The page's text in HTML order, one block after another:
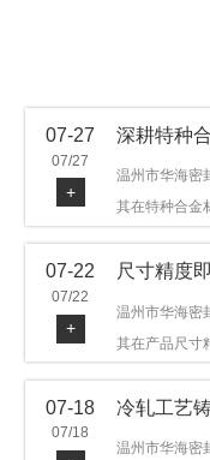
07-27
07/27
+
深耕特种
温州市华海密
其在特种合金
品，可提供多
07-22
07/22
+
尺寸精度
温州市华海密
其在产品尺寸
产品，广泛应
领域。本文从
07-18
07/18
冷轧工艺
温州市华海密